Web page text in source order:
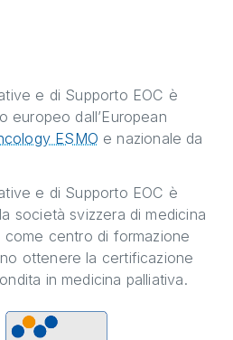
e di Supporto EOC è
europeo dall’European
ESMO e nazionale da
e di Supporto EOC è
società svizzera di medicina
come centro di formazione
ottenere la certificazione
in medicina palliativa.